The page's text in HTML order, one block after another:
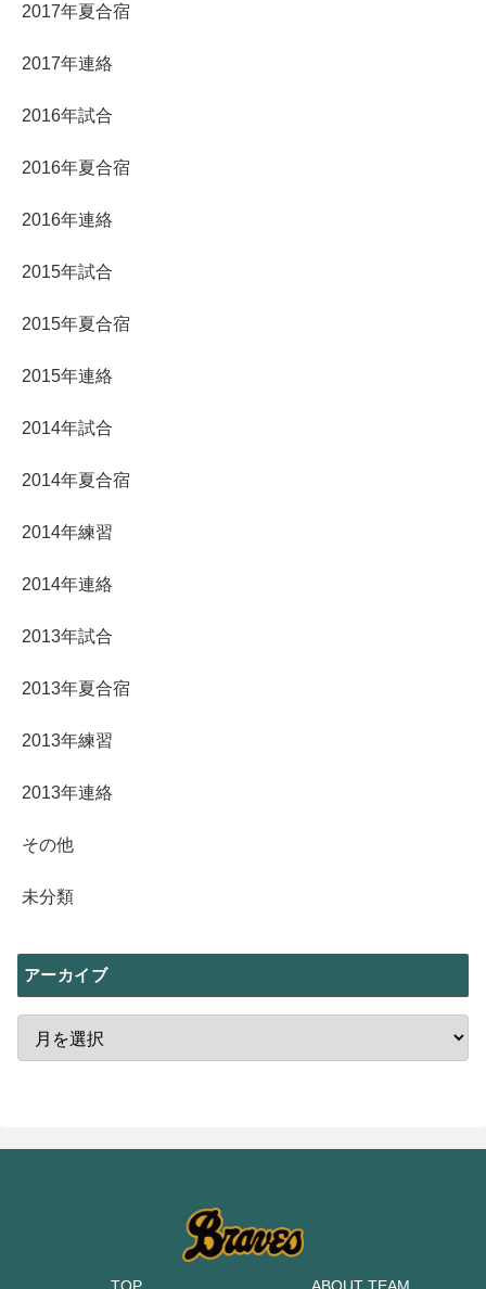
2017年夏合宿
2017年連絡
2016年試合
2016年夏合宿
2016年連絡
2015年試合
2015年夏合宿
2015年連絡
2014年試合
2014年夏合宿
2014年練習
2014年連絡
2013年試合
2013年夏合宿
2013年練習
2013年連絡
その他
未分類
アーカイブ